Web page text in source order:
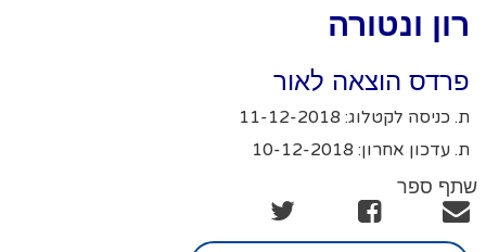
רון ונטורה
פרדס הוצאה לאור
ת. כניסה לקטלוג: 11-12-2018
ת. עדכון אחרון: 10-12-2018
שתף ספר